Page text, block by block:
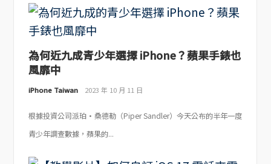
為何近九成青少年選擇 iPhone？蘋果手錶也
風靡中
iPhone Taiwan 2023 年 10 月 11 日
根據投資公司派珀·桑德勒（Piper Sandler）今天公布的半年一度
青少年調查數據，蘋果的...